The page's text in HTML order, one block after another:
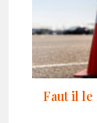
Faut il le